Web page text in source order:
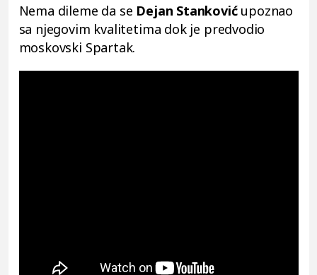
Nema dileme da se Dejan Stankovićupoznao
sa njegovim kvalitetima dok je predvodio
moskovski Spartak.